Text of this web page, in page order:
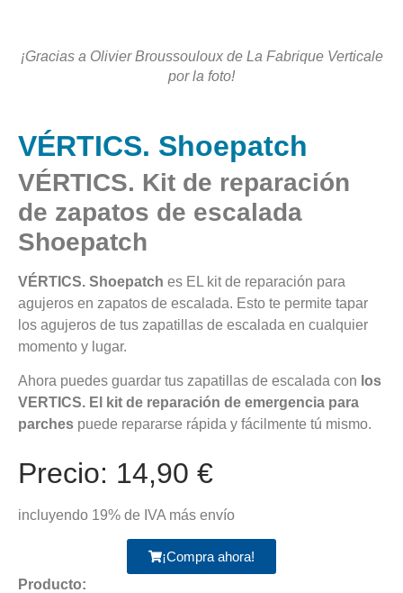
¡Gracias a Olivier Broussouloux de La Fabrique Verticale
por la foto!
VÉRTICS. Shoepatch
VÉRTICS. Kit de reparación
de zapatos de escalada
Shoepatch
VÉRTICS. Shoepatch es EL kit de reparación para
agujeros en zapatos de escalada. Esto te permite tapar
los agujeros de tus zapatillas de escalada en cualquier
momento y lugar.
Ahora puedes guardar tus zapatillas de escalada con los
VERTICS. El kit de reparación de emergencia para
parches puede repararse rápida y fácilmente tú mismo.
Precio: 14,90 €
incluyendo 19% de IVA más envío
¡Compra ahora!
Producto: